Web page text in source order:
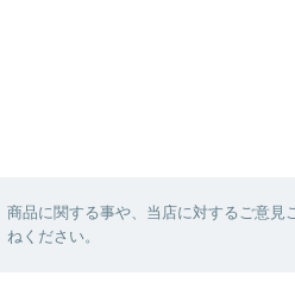
商品に関する事や、当店に対するご意見
ねください。